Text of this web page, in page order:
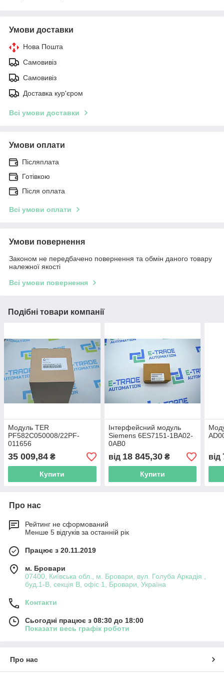
Умови доставки
Нова Пошта
Самовивіз
Самовивіз
Доставка кур'єром
Всі умови доставки
Умови оплати
Післяплата
Готівкою
Після оплата
Всі умови оплати
Умови повернення
Законом не передбачено повернення та обмін даного товару
належної якості
Всі умови повернення
Подібні товари компанії
Модуль TER
PF582C050008/22PF-
011656
35 009,84 ₴
Купити
Інтерфейсний модуль
Siemens 6ES7151-1BA02-
0AB0
від 18 845,30₴
Купити
від
Про нас
Рейтинг не сформований
Менше 5 відгуків за останній рік
Працює з 20.11.2019
м. Бровари
07400, Київська обл., м. Бровари, вул. Голуба Аркадія ,
буд.1-В, секція В, офіс 1, Бровари, Україна
Контакти
Сьогодні працює з 08:30 до 18:00
Показати весь графік роботи
Про нас